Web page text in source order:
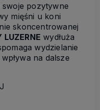
pozytywne
mięśni u koni
skoncentrowanej
LUZERNE wydłuża
wydzielanie
na dalsze